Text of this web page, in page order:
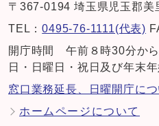
〒367-0194 埼玉県児玉郡美
TEL：0495-76-1111(代表)
開庁時間 午前８時30分か
日・日曜日・祝日及び年末年
窓口業務延長、日曜開庁に
ホームページについて